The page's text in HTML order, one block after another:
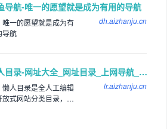
户提供高效便捷的网址
和查询服务，同时提供
且高质量的优秀名站导
导航-唯一的愿望就是成为有用的导航
唯一的愿望就是成为有
导航
dh.aizhanju.cn
懒人目录-网址大全_网址目录_上网导航_网站提交/登录入口
懒人目录是全人工编辑
放式网站分类目录，收
lr.aizhanju.cn